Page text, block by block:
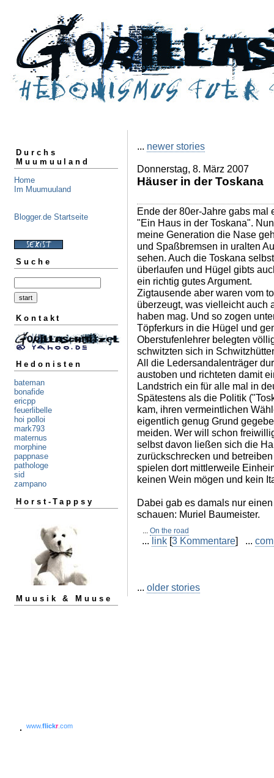
Durchs
Muumuuland
Home
Im Muumuuland
Blogger.de Startseite
Suche
Kontakt
Hedonisten
bateman
bonafide
ericpp
feuerlibelle
hoi polloi
mark793
maternus
morphine
pappnase
pathologe
sid
zampano
Horst-Tappsy
Muusik & Muuse
www.flickr.com
... newer stories
Donnerstag, 8. März 2007
Häuser in der Toskana
Ende der 80er-Jahre gabs
"Ein Haus in der Toskana".
meine Generation die Nase
und Spaßbremsen in uralten
sehen. Auch die Toskana
überlaufen und Hügel gibts
ein richtig gutes Argument.
Zigtausende aber waren vom
überzeugt, was vielleicht auch
haben mag. Und so zogen
Töpferkurs in die Hügel und
Oberstufenlehrer belegten
schwitzten sich in
All die Ledersandalenträger
austoben und richteten damit
Landstrich ein für alle mal in
Spätestens als die Politik
kam, ihren vermeintlichen
eigentlich genug Grund
meiden. Wer will schon
selbst davon ließen sich die
zurückschrecken und
spielen dort mittlerweile
keinen Wein mögen und kein
Dabei gab es damals nur
schauen: Muriel Baumeister.
... On the road
... link [3 Kommentare] ...
... older stories